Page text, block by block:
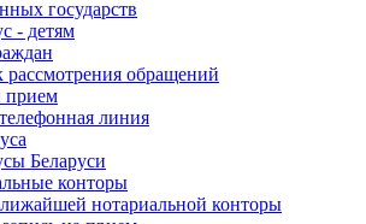
государств
- детям
рассмотрения обращений
линия
Беларуси
конторы
нотариальной конторы